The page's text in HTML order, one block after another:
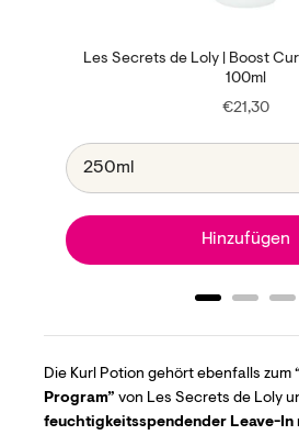
Les Secrets de Loly | Boost
100ml
Price
€21,30
Hinzufügen
Die Kurl Potion gehört ebenfalls zum
Program” von Les Secrets de Loly
feuchtigkeitsspendender Leave-In